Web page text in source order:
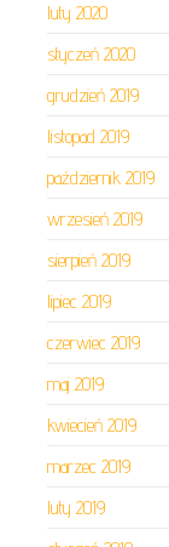
luty 2020
styczeń 2020
grudzień 2019
listopad 2019
październik 2019
wrzesień 2019
sierpień 2019
lipiec 2019
czerwiec 2019
maj 2019
kwiecień 2019
marzec 2019
luty 2019